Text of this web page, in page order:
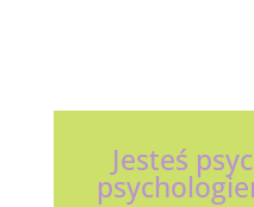
Jesteś